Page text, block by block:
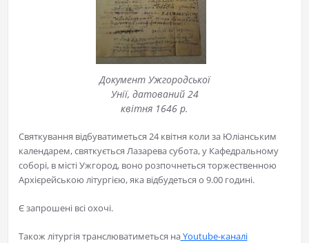
Документ Ужгородської
Унії, датований 24
квітня 1646 р.
Святкування відбуватиметься 24 квітня коли за Юліанським
календарем, святкується Лазарева субота, у Кафедральному
соборі, в місті Ужгород, воно розпочнеться торжественною
Архієрейською літургією, яка відбудеться о 9.00 годині.
Є запрошені всі охочі.
Також літургія транслюватиметься наYoutube-каналі